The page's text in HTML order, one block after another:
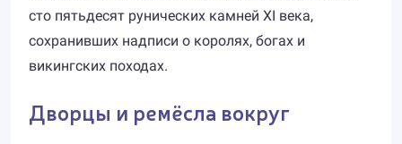
сто пятьдесят рунических камней XI века,
сохранивших надписи о королях, богах и
викингских походах.
Дворцы и ремёсла вокруг